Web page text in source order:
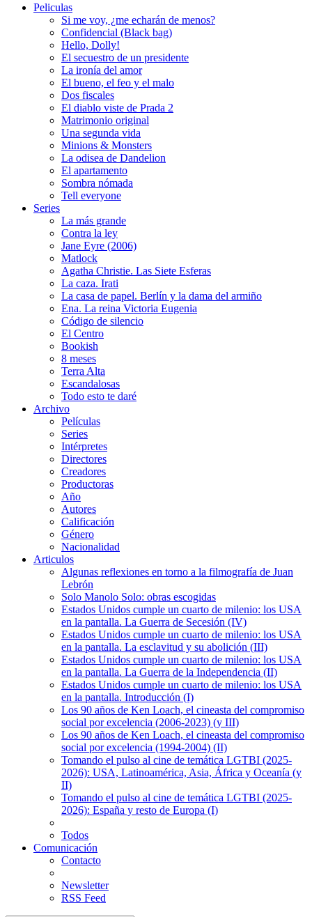
Peliculas
Si me voy, ¿me echarán de menos?
Confidencial (Black bag)
Hello, Dolly!
El secuestro de un presidente
La ironía del amor
El bueno, el feo y el malo
Dos fiscales
El diablo viste de Prada 2
Matrimonio original
Una segunda vida
Minions & Monsters
La odisea de Dandelion
El apartamento
Sombra nómada
Tell everyone
Series
La más grande
Contra la ley
Jane Eyre (2006)
Matlock
Agatha Christie. Las Siete Esferas
La caza. Irati
La casa de papel. Berlín y la dama del armiño
Ena. La reina Victoria Eugenia
Código de silencio
El Centro
Bookish
8 meses
Terra Alta
Escandalosas
Todo esto te daré
Archivo
Películas
Series
Intérpretes
Directores
Creadores
Productoras
Año
Autores
Calificación
Género
Nacionalidad
Articulos
Algunas reflexiones en torno a la filmografía de Juan
Lebrón
Solo Manolo Solo: obras escogidas
Estados Unidos cumple un cuarto de milenio: los USA
en la pantalla. La Guerra de Secesión (IV)
Estados Unidos cumple un cuarto de milenio: los USA
en la pantalla. La esclavitud y su abolición (III)
Estados Unidos cumple un cuarto de milenio: los USA
en la pantalla. La Guerra de la Independencia (II)
Estados Unidos cumple un cuarto de milenio: los USA
en la pantalla. Introducción (I)
Los 90 años de Ken Loach, el cineasta del compromiso
social por excelencia (2006-2023) (y III)
Los 90 años de Ken Loach, el cineasta del compromiso
social por excelencia (1994-2004) (II)
Tomando el pulso al cine de temática LGTBI (2025-
2026): USA, Latinoamérica, Asia, África y Oceanía (y
II)
Tomando el pulso al cine de temática LGTBI (2025-
2026): España y resto de Europa (I)
Todos
Comunicación
Contacto
Newsletter
RSS Feed